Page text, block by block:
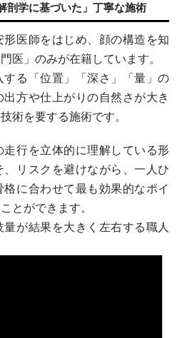
剖学に基づいた」丁寧な施術
医師をはじめ、顔の構造を知
医」のみが在籍しています。
る「位置」「深さ」「量」の
方や仕上がりの自然さが大き
術を要する施術です。
行を立体的に理解している形
リスクを避けながら、一人ひ
に合わせて最も効果的なポイ
とができます。
が結果を大きく左右する職人